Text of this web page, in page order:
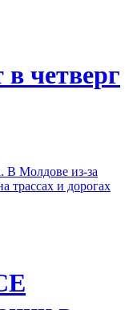
четверг
Молдове из-за
трассах и дорогах